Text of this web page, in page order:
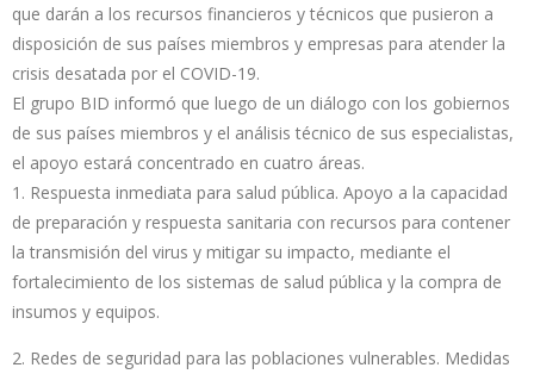
que darán a los recursos financieros y técnicos que pusieron a
disposición de sus países miembros y empresas para atender la
crisis desatada por el COVID-19.
El grupo BID informó que luego de un diálogo con los gobiernos
de sus países miembros y el análisis técnico de sus especialistas,
el apoyo estará concentrado en cuatro áreas.
1. Respuesta inmediata para salud pública. Apoyo a la capacidad
de preparación y respuesta sanitaria con recursos para contener
la transmisión del virus y mitigar su impacto, mediante el
fortalecimiento de los sistemas de salud pública y la compra de
insumos y equipos.
2. Redes de seguridad para las poblaciones vulnerables. Medidas